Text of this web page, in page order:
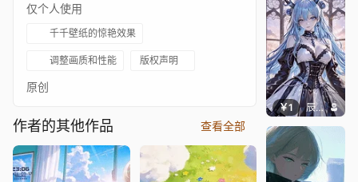
仅个人使用
千千壁纸的惊艳效果
调整画质和性能 版权声明
原创
作者的其他作品 查看全部
￥1 辰东壁纸